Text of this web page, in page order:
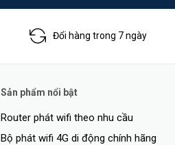
Đổi hàng trong 7 ngày
Sản phẩm nổi bật
Router phát wifi theo nhu cầu
Bộ phát wifi 4G di động chính hãng